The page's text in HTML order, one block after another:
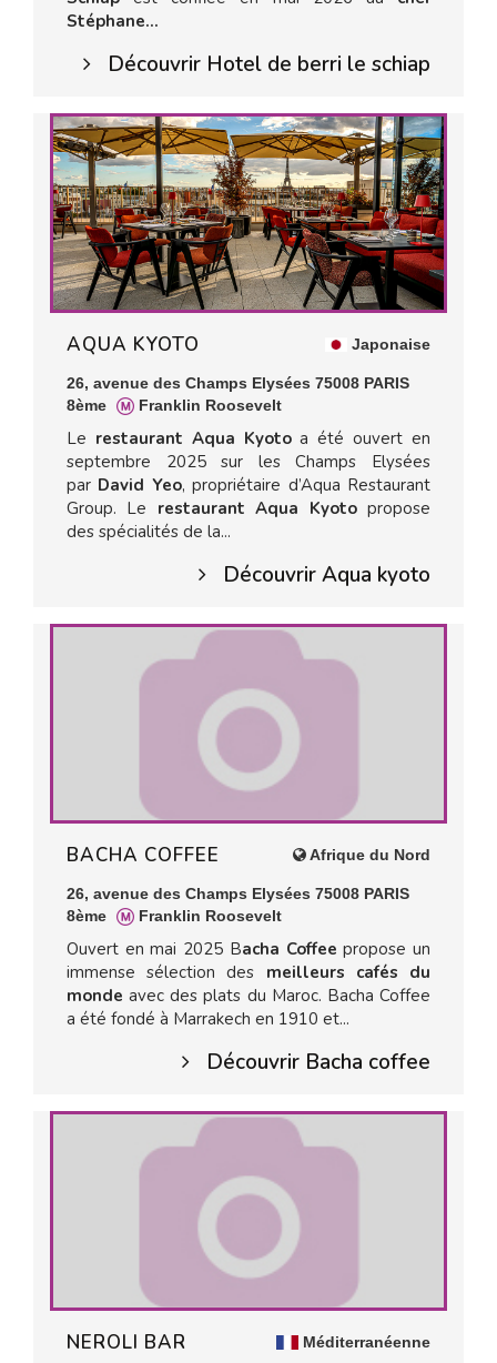
Stéphane...
Découvrir Hotel de berri le schiap
Japonaise
AQUA KYOTO
26, avenue des Champs Elysées 75008 PARIS
8ème
Franklin Roosevelt
Le restaurant Aqua Kyotoa été ouvert en
septembre 2025 sur les Champs Elysées
par David Yeo, propriétaire d’Aqua Restaurant
Group. Le restaurant Aqua Kyotopropose
des spécialités de la...
Découvrir Aqua kyoto
Afrique du Nord
BACHA COFFEE
26, avenue des Champs Elysées 75008 PARIS
8ème
Franklin Roosevelt
Ouvert en mai 2025 Bacha Coffee propose un
immense sélection des meilleurs cafés du
mondeavec des plats du Maroc. Bacha Coffee
a été fondé à Marrakech en 1910 et...
Découvrir Bacha coffee
Méditerranéenne
NEROLI BAR